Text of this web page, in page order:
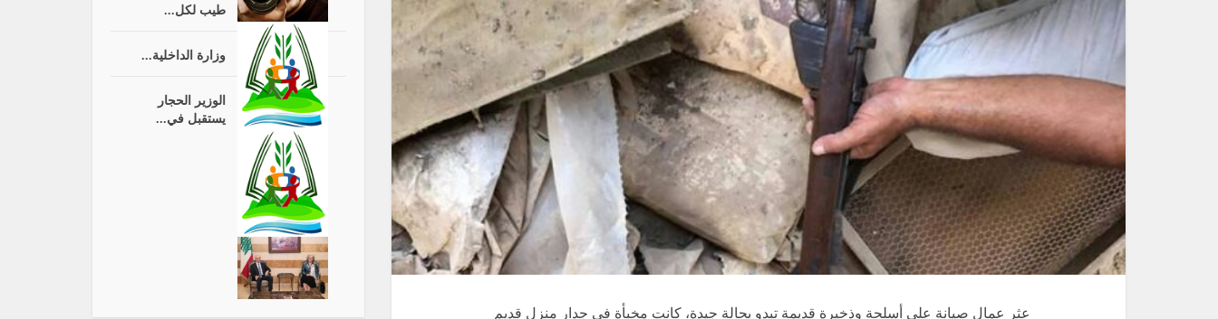
طيب لكل...
وزارة الداخلية...
الوزير الحجار
يستقبل في...
عثر عمال صيانة على أسلحة وذخيرة قديمة تبدو بحالة جيدة، كانت مخبأة في جدار منزل قديم